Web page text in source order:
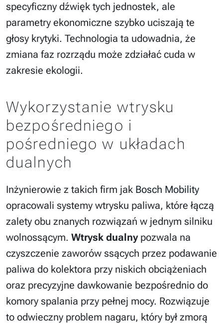
specyficzny dźwięk tych jednostek, ale
parametry ekonomiczne szybko uciszają te
głosy krytyki. Technologia ta udowadnia, że
zmiana faz rozrządu może zdziałać cuda w
zakresie ekologii.
Wykorzystanie wtrysku
bezpośredniego i
pośredniego w układach
dualnych
Inżynierowie z takich firm jak Bosch Mobility
opracowali systemy wtrysku paliwa, które łączą
zalety obu znanych rozwiązań w jednym silniku
wolnossącym. Wtrysk dualny pozwala na
czyszczenie zaworów ssących przez podawanie
paliwa do kolektora przy niskich obciążeniach
oraz precyzyjne dawkowanie bezpośrednio do
komory spalania przy pełnej mocy. Rozwiązuje
to odwieczny problem nagaru, który był zmorą